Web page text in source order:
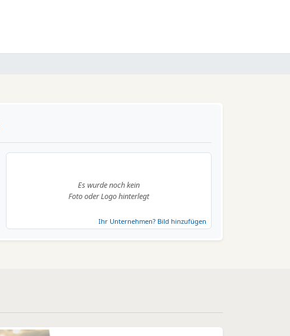
Es wurde noch kein
Foto oder Logo hinterlegt
Ihr Unternehmen? Bild hinzufügen